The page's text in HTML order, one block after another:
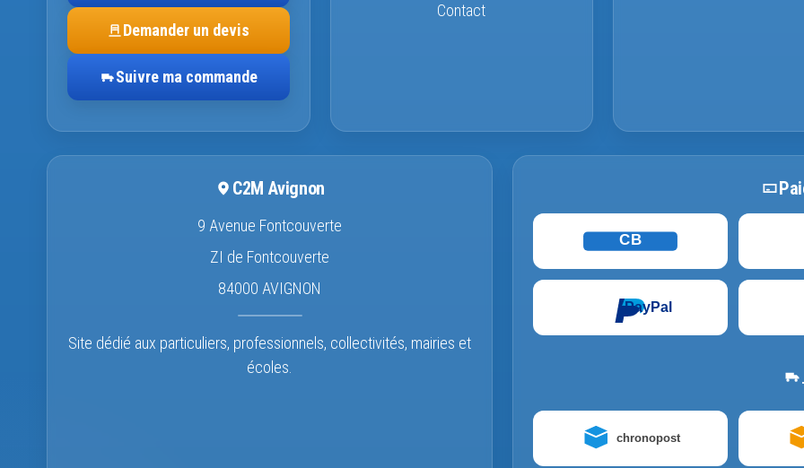
Demander un devis
Suivre ma commande
Contact
C2M Avignon
9 Avenue Fontcouverte
ZI de Fontcouverte
84000 AVIGNON
Site dédié aux particuliers, professionnels, collectivités, mairies et
écoles.
CB
PayPal
chronopost